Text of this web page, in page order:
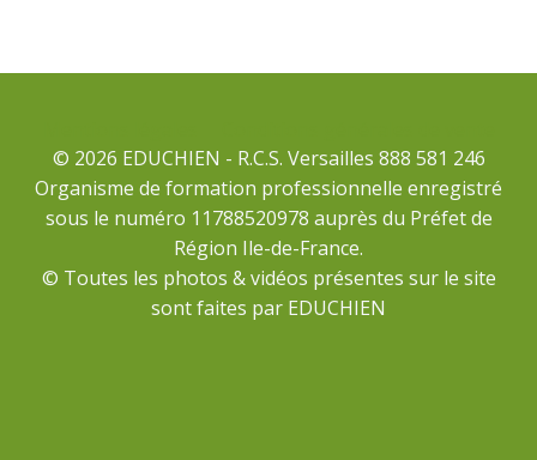
© 2026 EDUCHIEN - R.C.S. Versailles 888 581 246
Organisme de formation professionnelle enregistré
sous le numéro 11788520978 auprès du Préfet de
Région Ile-de-France.
© Toutes les photos & vidéos présentes sur le site
sont faites par EDUCHIEN